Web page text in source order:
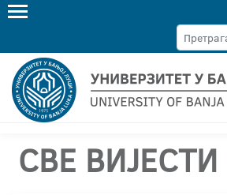
СВЕ ВИЈЕСТИ